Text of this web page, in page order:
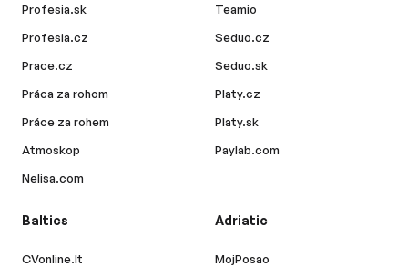
Profesia.sk
Profesia.cz
Prace.cz
Práca za rohom
Práce za rohem
Atmoskop
Nelisa.com
Teamio
Seduo.cz
Seduo.sk
Platy.cz
Platy.sk
Paylab.com
Baltics
CVonline.lt
Adriatic
MojPosao